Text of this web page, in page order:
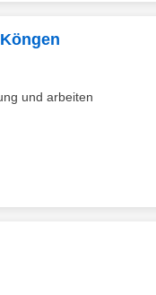
und arbeiten